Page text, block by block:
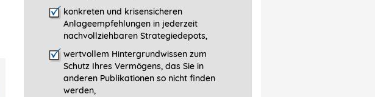
konkreten und krisensicheren
Anlageempfehlungen in jederzeit
nachvollziehbaren Strategiedepots,
wertvollem Hintergrundwissen zum
Schutz Ihres Vermögens, das Sie in
anderen Publikationen so nicht finden
werden,